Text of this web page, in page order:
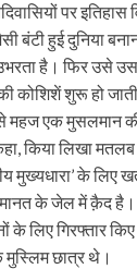
पर इतिहास
हुई दुनिया
है। फिर उसे
कोशिशें शुरू हो
एक मुसलमान की
किया लिखा मतलब
मुख्यधारा’ के लिए
के जेल में क़ैद है।
के लिए गिरफ्तार
मुस्लिम छात्र थे।